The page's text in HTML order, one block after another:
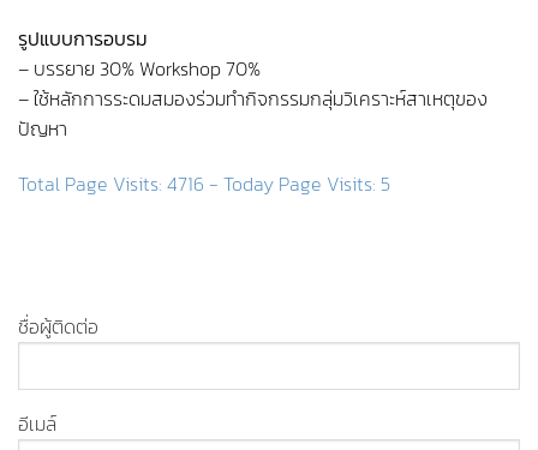
รูปแบบการอบรม
– บรรยาย 30% Workshop 70%
– ใช้หลักการระดมสมองร่วมทำกิจกรรมกลุ่มวิเคราะห์สาเหตุของ
ปัญหา
Total Page Visits: 4716 - Today Page Visits: 5
ชื่อผู้ติดต่อ
อีเมล์